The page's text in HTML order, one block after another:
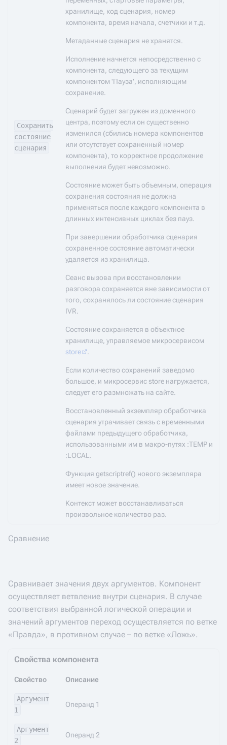
Сохранить
состояние
сценария
хранилище, код сценария, номер
компонента, время начала, счетчики и т.д.
Метаданные сценария не хранятся.
Исполнение начнется непосредственно с
компонента, следующего за текущим
компонентом 'Пауза', исполняющим
сохранение.
Сценарий будет загружен из доменного
центра, поэтому если он существенно
изменился (сбились номера компонентов
или отсутствует сохраненный номер
компонента), то корректное продолжение
выполнения будет невозможно.
Состояние может быть объемным, операция
сохранения состояния не должна
применяться после каждого компонента в
длинных интенсивных циклах без пауз.
При завершении обработчика сценария
сохраненное состояние автоматически
удаляется из хранилища.
Сеанс вызова при восстановлении
разговора сохраняется вне зависимости от
того, сохранялось ли состояние сценария
IVR.
Состояние сохраняется в объектное
хранилище, управляемое микросервисом
store
Если количество сохранений заведомо
большое, и микросервис store нагружается,
следует его размножать на сайте.
Восстановленный экземпляр обработчика
сценария утрачивает связь с временными
файлами предыдущего обработчика,
использованными им в макро-путях :TEMP и
:LOCAL.
Функция getscriptref() нового экземпляра
имеет новое значение.
Контекст может восстанавливаться
произвольное количество раз.
Сравнение
Сравнивает значения двух аргументов. Компонент
осуществляет ветвление внутри сценария. В случае
соответствия выбранной логической операции и
значений аргументов переход осуществляется по ветке
«Правда», в противном случае – по ветке «Ложь».
Свойства компонента
Свойство Описание
Аргумент
1
Операнд 1
Аргумент
2
Операнд 2